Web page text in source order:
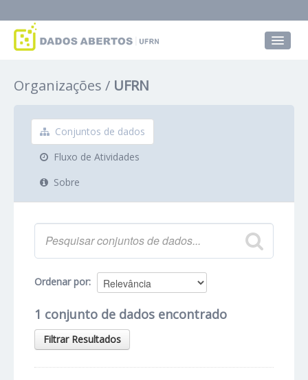
Grupos
Sobre
Organizações UFRN
Conjuntos de dados
Fluxo de Atividades
Sobre
Ordenar por
1 conjunto de dados encontrado
Filtrar Resultados